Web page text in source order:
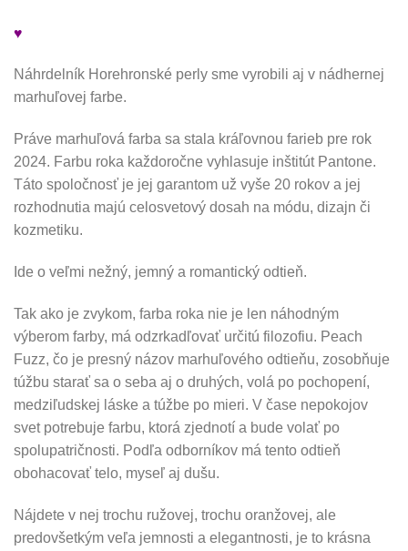
♥
Náhrdelník Horehronské perly sme vyrobili aj v nádhernej
marhuľovej farbe.
Práve marhuľová farba sa stala kráľovnou farieb pre rok
2024. Farbu roka každoročne vyhlasuje inštitút Pantone.
Táto spoločnosť je jej garantom už vyše 20 rokov a jej
rozhodnutia majú celosvetový dosah na módu, dizajn či
kozmetiku.
Ide o veľmi nežný, jemný a romantický odtieň.
Tak ako je zvykom, farba roka nie je len náhodným
výberom farby, má odzrkadľovať určitú filozofiu. Peach
Fuzz, čo je presný názov marhuľového odtieňu, zosobňuje
túžbu starať sa o seba aj o druhých, volá po pochopení,
medziľudskej láske a túžbe po mieri. V čase nepokojov
svet potrebuje farbu, ktorá zjednotí a bude volať po
spolupatričnosti. Podľa odborníkov má tento odtieň
obohacovať telo, myseľ aj dušu.
Nájdete v nej trochu ružovej, trochu oranžovej, ale
predovšetkým veľa jemnosti a elegantnosti, je to krásna